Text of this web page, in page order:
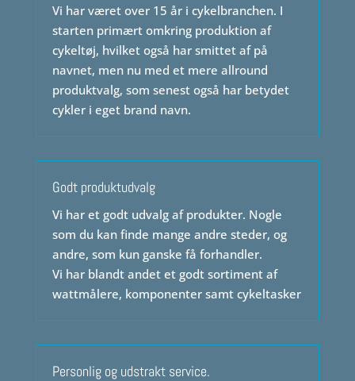
Vi har været over 15 år i cykelbranchen. I
starten primært omkring produktion af
cykeltøj, hvilket også har smittet af på
navnet, men nu med et mere allround
produktvalg, som senest også har betydet
cykler i eget brand navn.
Godt produktudvalg
Vi har et godt udvalg af produkter. Nogle
som du kan finde mange andre steder, og
andre, som kun ganske få forhandler.
Vi har blandt andet et godt sortiment af
wattmålere, komponenter samt cykeltasker
Personlig og udstrakt service.